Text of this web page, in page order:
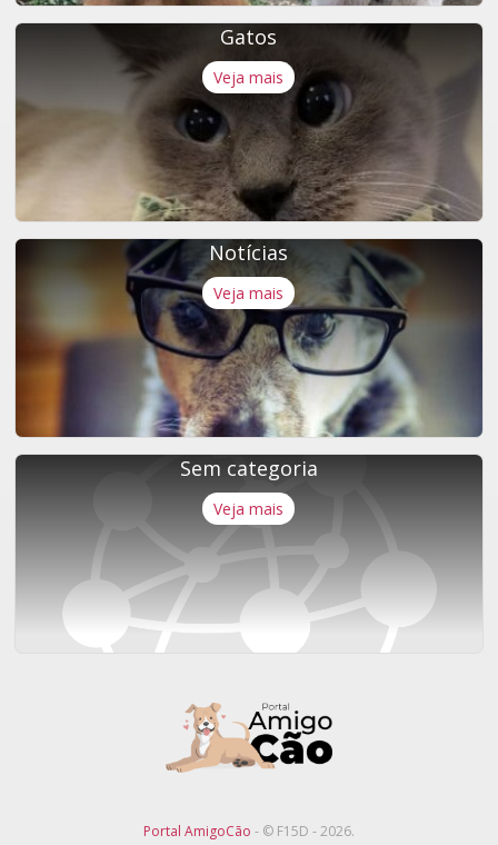
Gatos
Veja mais
Notícias
Veja mais
Sem categoria
Veja mais
Portal AmigoCão - © F15D - 2026.